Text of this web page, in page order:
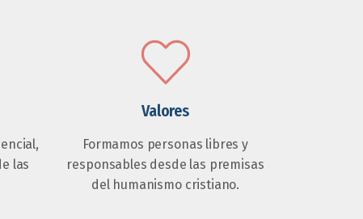
las
Valores
Formamos personas libres y
responsables desde las premisas
del humanismo cristiano.